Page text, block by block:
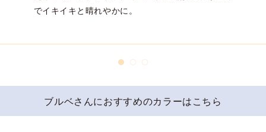
でイキイキと晴れやかに。
ブルベさんにおすすめのカラーはこちら